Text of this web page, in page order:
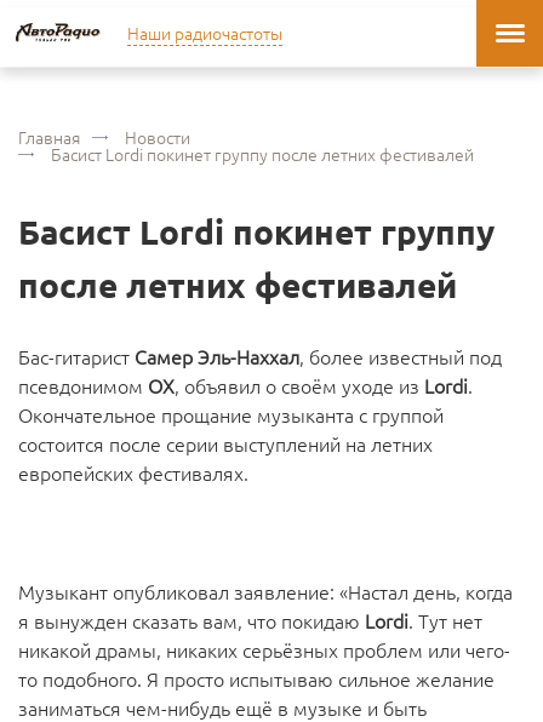
Наши радиочастоты
Главная Новости
Басист Lordi покинет группу после летних фестивалей
Басист Lordi покинет группу
после летних фестивалей
Бас-гитарист Самер Эль-Наххал, более известный под
псевдонимом OX, объявил о своём уходе из Lordi.
Окончательное прощание музыканта с группой
состоится после серии выступлений на летних
европейских фестивалях.
Музыкант опубликовал заявление: «Настал день, когда
я вынужден сказать вам, что покидаю Lordi. Тут нет
никакой драмы, никаких серьёзных проблем или чего-
то подобного. Я просто испытываю сильное желание
заниматься чем-нибудь ещё в музыке и быть